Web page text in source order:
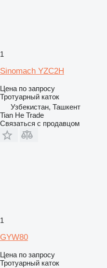
1
Sinomach YZC2H
Цена по запросу
Тротуарный каток
Узбекистан, Ташкент
Tian He Trade
Связаться с продавцом
1
GYW80
Цена по запросу
Тротуарный каток